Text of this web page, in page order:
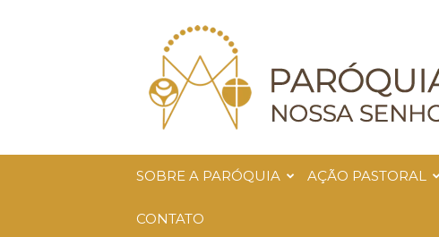
Paróquia
Nossa
Senhora
da
Glória
SOBRE A PARÓQUIA AÇÃO PASTORAL
CONTATO